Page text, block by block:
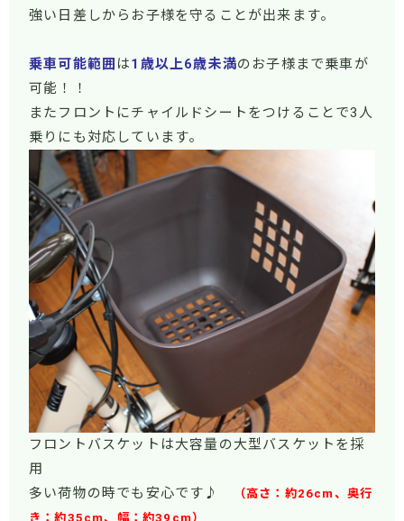
強い日差しからお子様を守ることが出来ます。
乗車可能範囲 は1歳以上6歳未満のお子様まで乗車が
可能！！
またフロントにチャイルドシートをつけることで3人
乗りにも対応しています。
フロントバスケットは大容量の大型バスケットを採
用
多い荷物の時でも安心です♪
（高さ：約26cm、奥行
き：約35cm、幅：約39cm）